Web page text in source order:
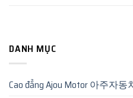
DANH MỤC
Cao đẳng Ajou Motor 아주자동